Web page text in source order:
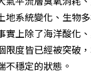
地系統變化、生物
實上除了海洋酸化
限度皆已經被突破
不穩定的狀態。